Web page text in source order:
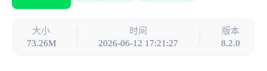
大小
73.26M
时间
2026-06-12 17:21:27
版本
8.2.0